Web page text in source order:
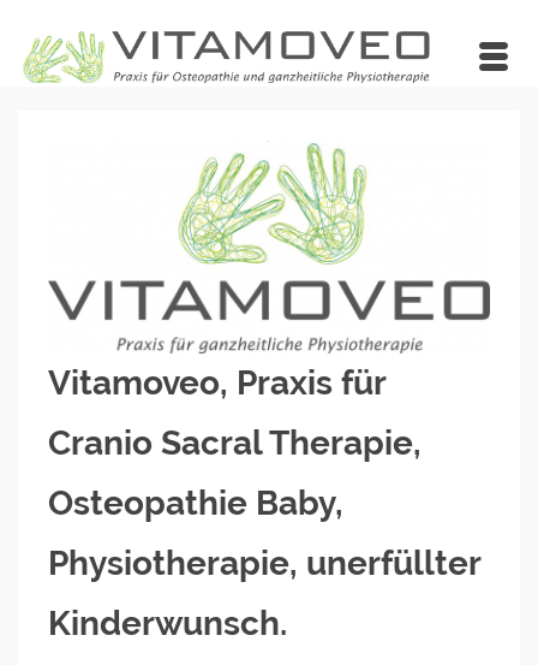
Vitamoveo, Praxis für
Cranio Sacral Therapie,
Osteopathie Baby,
Physiotherapie, unerfüllter
Kinderwunsch.